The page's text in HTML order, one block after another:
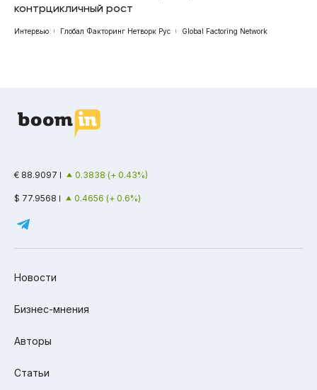
контрцикличный рост
Интервью Глобал Факторинг Нетворк Рус Global Factoring Network
€ 88.9097 0.3838 (+ 0.43%)
$ 77.9568 0.4656 (+ 0.6%)
Новости
Бизнес-мнения
Авторы
Статьи